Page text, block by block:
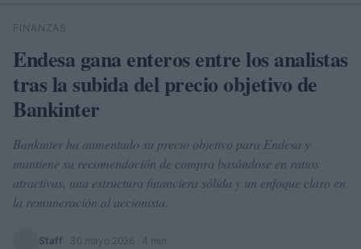
Buscar
FINANZAS
Endesa gana enteros entre los analistas
tras la subida del precio objetivo de
Bankinter
Bankinter ha aumentado su precio objetivo para Endesa y
mantiene su recomendación de compra basándose en ratios
atractivas, una estructura financiera sólida y un enfoque claro en
la remuneración al accionista.
Staff 30 mayo 2026 · 4 min